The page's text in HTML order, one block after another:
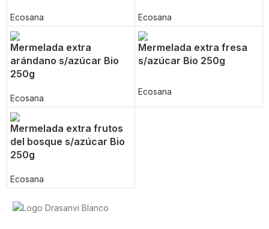
Ecosana Ecosana
Mermelada extra
arándano s/azúcar Bio
250g
Ecosana
Mermelada extra fresa
s/azúcar Bio 250g
Ecosana
Mermelada extra frutos
del bosque s/azúcar Bio
250g
Ecosana